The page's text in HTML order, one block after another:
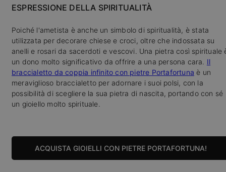
ESPRESSIONE DELLA SPIRITUALITÀ
Poiché l'ametista è anche un simbolo di spiritualità, è stata
utilizzata per decorare chiese e croci, oltre che indossata su
anelli e rosari da sacerdoti e vescovi. Una pietra così spirituale
un dono molto significativo da offrire a una persona cara. Il
braccialetto da coppia infinito con pietre Portafortuna è un
meraviglioso braccialetto per adornare i suoi polsi, con la
possibilità di scegliere la sua pietra di nascita, portando con sé
un gioiello molto spirituale.
ACQUISTA GIOIELLI CON PIETRE PORTAFORTUNA!